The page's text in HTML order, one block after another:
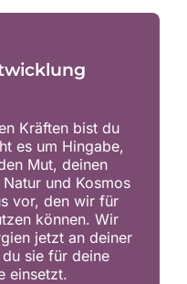
Kräften bist du
es um Hingabe,
Mut, deinen
und Kosmos
vor, den wir für
können. Wir
jetzt an deiner
sie für deine
einsetzt.